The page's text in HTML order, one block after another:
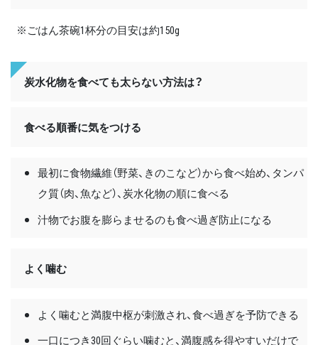
※ごはん茶碗1杯分の目安は約150g
炭水化物を食べても太らない方法は？
食べる順番に気をつける
最初に食物繊維（野菜、きのこなど）から食べ始め、タンパ
ク質（肉、魚など）、炭水化物の順に食べる
汁物でお腹を膨らませるのも食べ過ぎ防止になる
よく噛む
よく噛むと満腹中枢が刺激され、食べ過ぎを予防できる
一口につき30回ぐらい噛むと、満腹感を得やすいだけで